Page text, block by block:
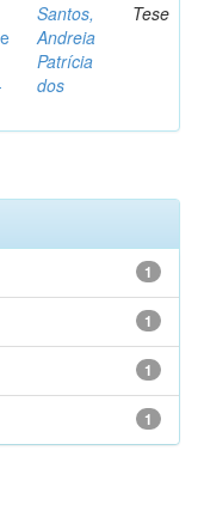
Santos,
Andreia
Patrícia
dos
Tese
1
1
1
1